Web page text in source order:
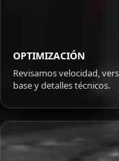
OPTIMIZACIÓN
Revisamos velocidad,
base y detalles técnicos.